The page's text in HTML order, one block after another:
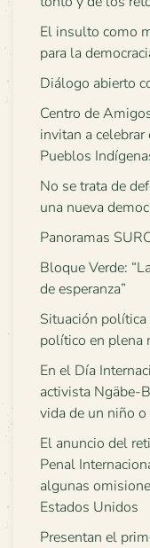
El insulto como
para la
Diálogo abierto
Centro de
invitan a
Pueblos
No se trata de
una nueva
Panoramas
Bloque Verde:
de esperanza”
Situación política
político en plena
En el Día
activista Ngäbe-
vida de un niño
El anuncio del
Penal
algunas
Estados Unidos
Presentan el